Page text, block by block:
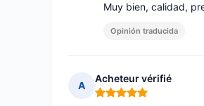
Muy bien, calidad,
Opinión traducida
A
Acheteur vérifié
Nota: 5 de 5